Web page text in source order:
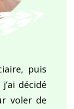
puis
décidé
voler de